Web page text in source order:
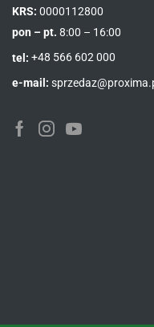
KRS: 0000112800
pon – pt. 8:00 – 16:00
tel: +48 566 602 000
e-mail: